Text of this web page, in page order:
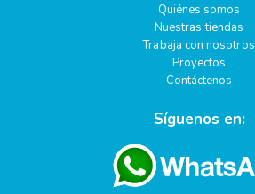
Quiénes somos
Nuestras tiendas
Trabaja con nosotros
Proyectos
Contáctenos
Síguenos en: